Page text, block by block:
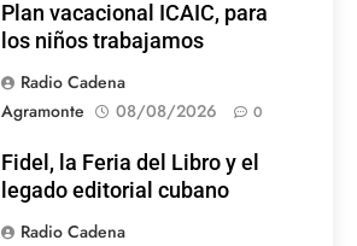
Plan vacacional ICAIC, para
los niños trabajamos
Radio Cadena
Agramonte
08/08/2026 0
Fidel, la Feria del Libro y el
legado editorial cubano
Radio Cadena